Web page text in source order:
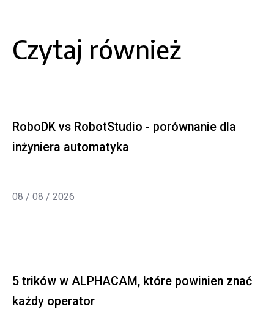
Czytaj również
RoboDK vs RobotStudio - porównanie dla
inżyniera automatyka
08 / 08 / 2026
5 trików w ALPHACAM, które powinien znać
każdy operator